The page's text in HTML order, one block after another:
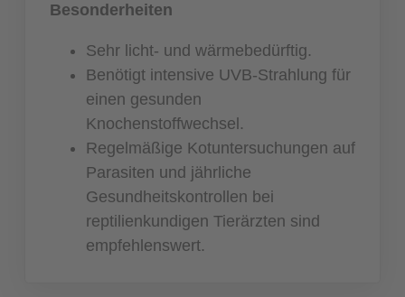
Besonderheiten
Sehr licht- und wärmebedürftig.
Benötigt intensive UVB-Strahlung für
einen gesunden
Knochenstoffwechsel.
Regelmäßige Kotuntersuchungen auf
Parasiten und jährliche
Gesundheitskontrollen bei
reptilienkundigen Tierärzten sind
empfehlenswert.